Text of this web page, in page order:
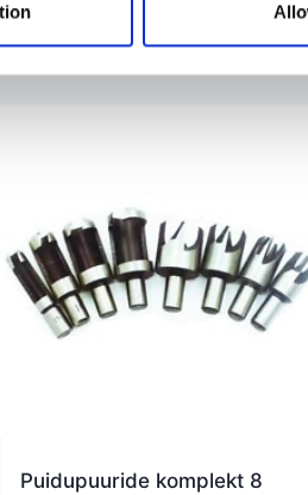
Puidupuuride komplekt 8